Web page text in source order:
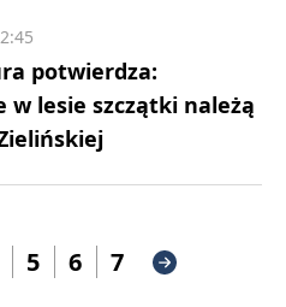
potwierdza:
w lesie szczątki należą
5 6 7